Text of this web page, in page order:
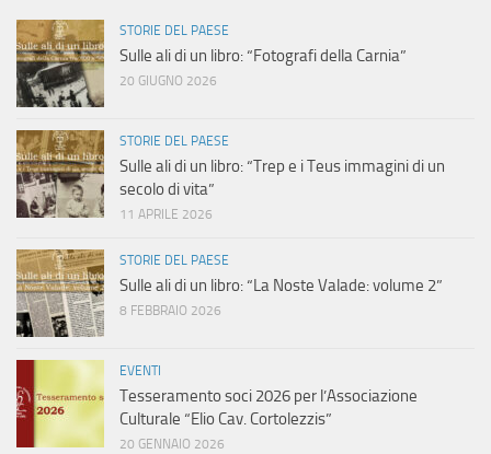
STORIE DEL PAESE
Sulle ali di un libro: “Fotografi della Carnia”
20 GIUGNO 2026
STORIE DEL PAESE
Sulle ali di un libro: “Trep e i Teus immagini di un
secolo di vita”
11 APRILE 2026
STORIE DEL PAESE
Sulle ali di un libro: “La Noste Valade: volume 2”
8 FEBBRAIO 2026
EVENTI
Tesseramento soci 2026 per l’Associazione
Culturale “Elio Cav. Cortolezzis”
20 GENNAIO 2026